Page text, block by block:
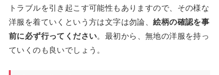
トラブルを引き起こす可能性もありますので、その様な
洋服を着ていくという方は文字は勿論、絵柄の確認を事
前に必ず行ってください。最初から、無地の洋服を持っ
ていくのも良いでしょう。